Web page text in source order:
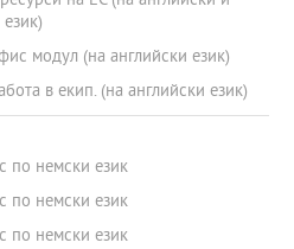
модул (на английски език)
в екип. (на английски език)
по немски език
по немски език
по немски език